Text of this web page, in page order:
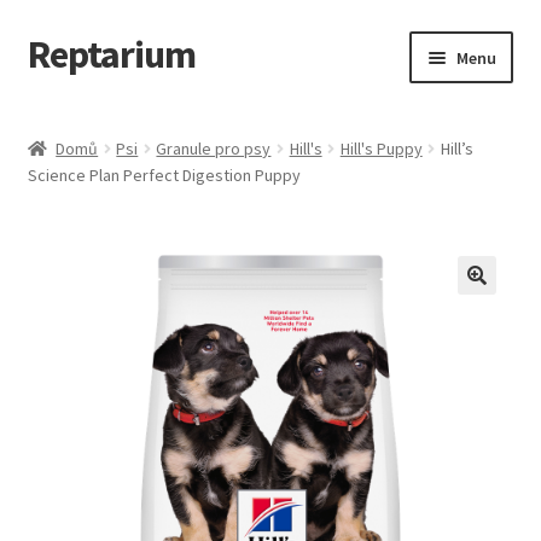
Přeskočit
na
Přejít
k
webu
Reptarium Menu
Košík
Domů Psi Granule pro psy Hill's Hill's Puppy
Hill’s
Science Plan Perfect Digestion Puppy